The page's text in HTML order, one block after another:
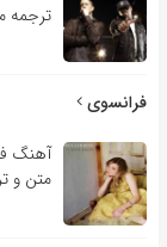
ترجمه
فرانسوی
متن و